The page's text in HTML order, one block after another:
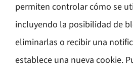
permiten controlar cómo se
incluyendo la posibilidad de
eliminarlas o recibir una
establece una nueva cookie.